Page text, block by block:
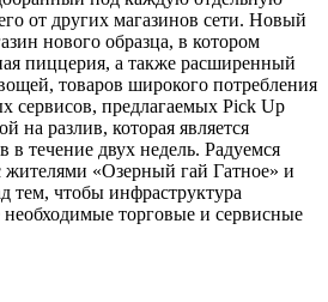
от других магазинов сети. Новый
нового образца, в котором
пиццерия, а также расширенный
товаров широкого потребления
сервисов, предлагаемых Pick Up
на разлив, которая является
в течение двух недель. Радуемся
«Озерный гай Гатное» и
тем, чтобы инфраструктура
необходимые торговые и сервисные